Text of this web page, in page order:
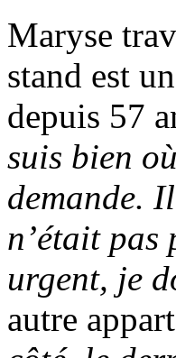
Maryse
stand est
depuis 57
suis bien
demande.
n’était pas
urgent, je
autre